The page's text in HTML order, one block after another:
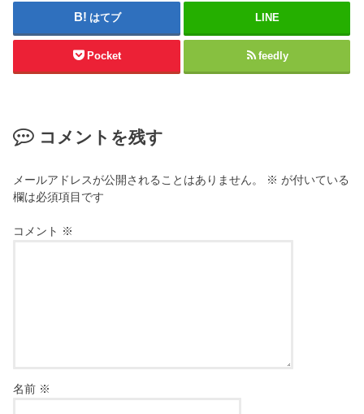
はてブ LINE
Pocket feedly
コメントを残す
メールアドレスが公開されることはありません。 ※ が付いている
欄は必須項目です
コメント ※
名前 ※